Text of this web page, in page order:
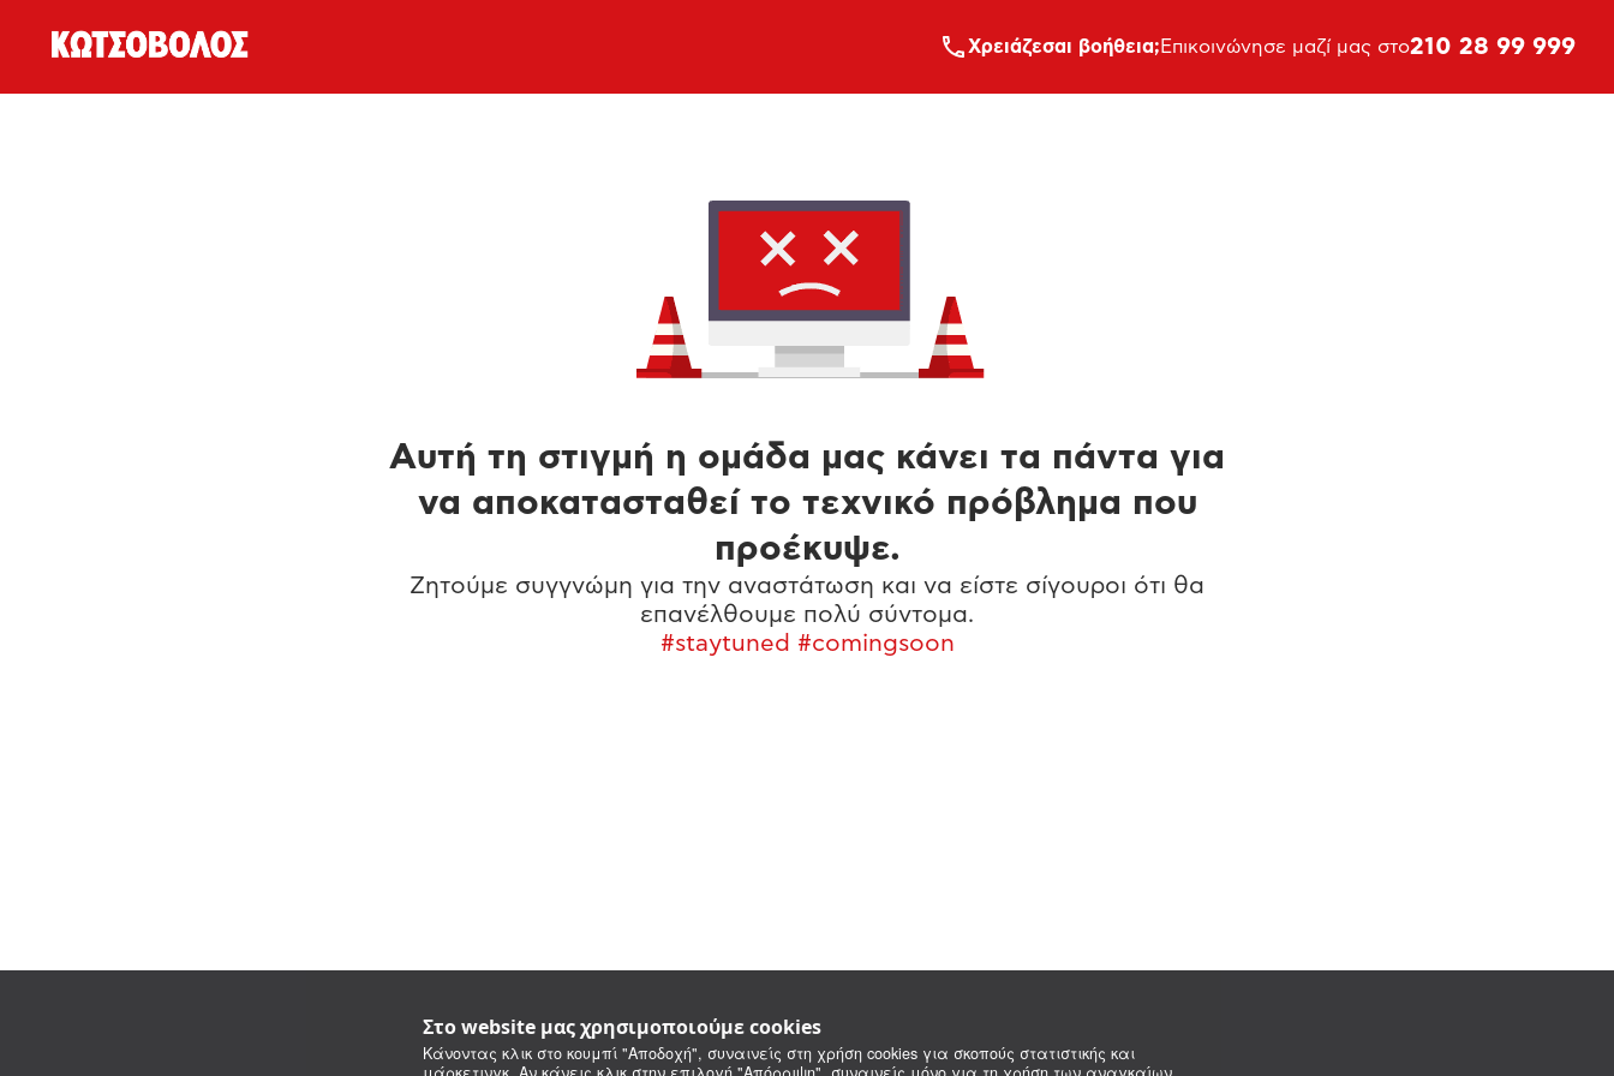
Στο website μας χρησιμοποιούμε cookies
Κάνοντας κλικ στο κουμπί "Αποδοχή", συναινείς στη χρήση cookies για σκοπούς στατιστικής και
Xρειάζεσαι βοήθεια; Επικοινώνησε μαζί μας στο210 28 99 999
Αυτή τη στιγμή η ομάδα μας κάνει τα πάντα για
να αποκατασταθεί το τεχνικό πρόβλημα που
προέκυψε.
Ζητούμε συγγνώμη για την αναστάτωση και να είστε σίγουροι ότι θα
επανέλθουμε πολύ σύντομα.
#staytuned #comingsoon